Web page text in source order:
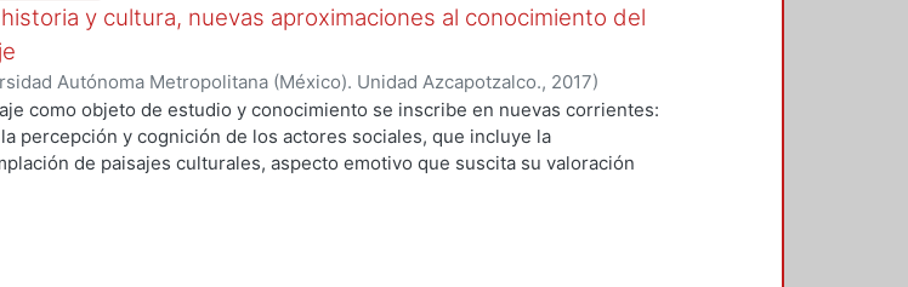
y cultura, nuevas aproximaciones al conocimiento del
Autónoma Metropolitana (México). Unidad Azcapotzalco., 2017)
Sánchez, Félix Alfonso;Hinojosa De La Garza, Karla María;Alonso-
Armando;Quirarte Castañeda, Vicente;Larrucea Garritz, Amaya
Ramona Isabel;Clavé Almeida, Manuel Martín; Tito Rojo, Jose ;Casares
como objeto de estudio y conocimiento se inscribe en nuevas corrientes:
percepción y cognición de los actores sociales, que incluye la
de paisajes culturales, aspecto emotivo que suscita su valoración